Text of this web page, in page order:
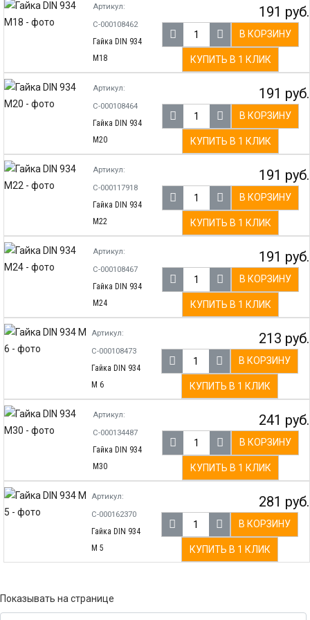
Артикул:
С-000108462
Гайка DIN 934
М18
191 руб.
В КОРЗИНУ
КУПИТЬ В 1 КЛИК
Артикул:
С-000108464
Гайка DIN 934
М20
191 руб.
В КОРЗИНУ
КУПИТЬ В 1 КЛИК
Артикул:
С-000117918
Гайка DIN 934
М22
191 руб.
В КОРЗИНУ
КУПИТЬ В 1 КЛИК
Артикул:
С-000108467
Гайка DIN 934
М24
191 руб.
В КОРЗИНУ
КУПИТЬ В 1 КЛИК
Артикул:
С-000108473
Гайка DIN 934
М 6
213 руб.
В КОРЗИНУ
КУПИТЬ В 1 КЛИК
Артикул:
С-000134487
Гайка DIN 934
М30
241 руб.
В КОРЗИНУ
КУПИТЬ В 1 КЛИК
Артикул:
С-000162370
Гайка DIN 934
М 5
281 руб.
В КОРЗИНУ
КУПИТЬ В 1 КЛИК
Показывать на странице